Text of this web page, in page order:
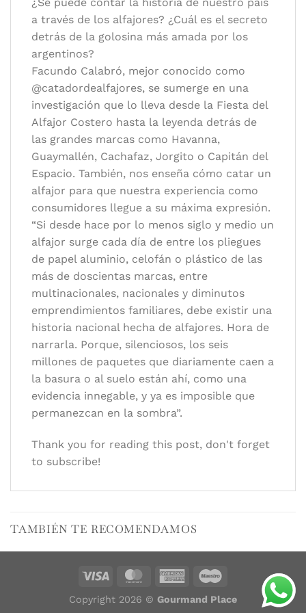
Idioma:Español
a través de los alfajores? ¿Cuál es el secreto
detrás de la golosina más amada por los
argentinos?
Facundo Calabró, mejor conocido como
@catadordealfajores, se sumerge en una
investigación que lo lleva desde la Fiesta del
Alfajor Costero hasta la leyenda detrás de
las grandes marcas como Havanna,
Guaymallén, Cachafaz, Jorgito o Capitán del
Espacio. También, nos enseña cómo catar un
alfajor para que nuestra experiencia como
consumidores llegue a su máxima expresión.
“Si desde hace por lo menos siglo y medio un
alfajor surge cada día de entre los pliegues
de papel aluminio, celofán o plástico de las
más de doscientas marcas, entre
multinacionales, nacionales y diminutos
emprendimientos familiares, debe existir una
historia nacional hecha de alfajores. Hora de
narrarla. Porque, silenciosos, los seis
millones de paquetes que diariamente caen a
la basura o al suelo están ahí, como una
evidencia innegable, y ya es imposible que
permanezcan en la sombra”.
Thank you for reading this post, don't forget
to subscribe!
TAMBIÉN TE RECOMENDAMOS
Copyright 2026 © Gourmand Place